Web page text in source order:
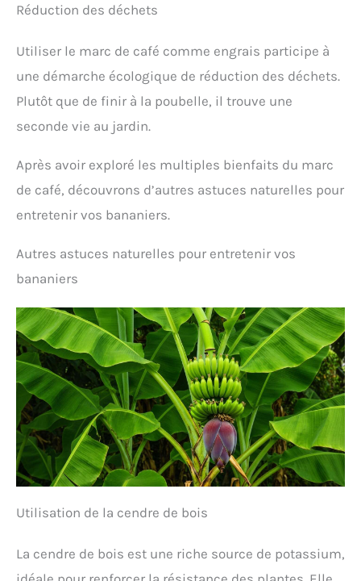
Réduction des déchets
Utiliser le marc de café comme engrais participe à
une démarche écologique de réduction des déchets.
Plutôt que de finir à la poubelle, il trouve une
seconde vie au jardin.
Après avoir exploré les multiples bienfaits du marc
de café, découvrons d’autres astuces naturelles pour
entretenir vos bananiers.
Autres astuces naturelles pour entretenir vos
bananiers
Utilisation de la cendre de bois
La cendre de bois est une riche source de potassium,